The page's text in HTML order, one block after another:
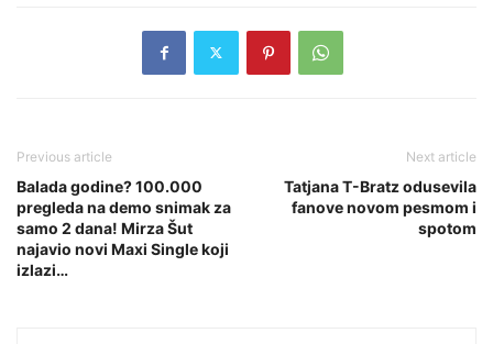
Previous article
Balada godine? 100.000
pregleda na demo snimak za
samo 2 dana! Mirza Šut
najavio novi Maxi Single koji
izlazi…
Next article
Tatjana T-Bratz odusevila
fanove novom pesmom i
spotom